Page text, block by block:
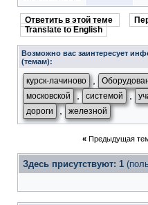
Ответить в этой теме
Translate to English
Возможно вас заинтересует
(темам):
курск-лачиново
московской , системой ,
дороги , железной
« Предыдущая
Здесь присутствуют: 1